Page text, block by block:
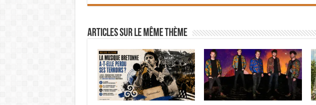
Articles sur le même thème